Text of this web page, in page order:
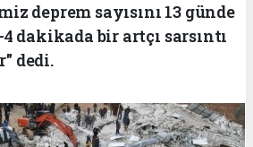
deprem sayısını 13 günde
dakikada bir artçı sarsıntı
dedi.